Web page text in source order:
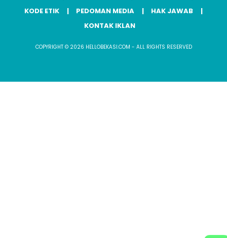
KODE ETIK
PEDOMAN MEDIA
HAK JAWAB
KONTAK IKLAN
COPYRIGHT © 2026 HELLOBEKASI.COM - ALL RIGHTS RESERVED